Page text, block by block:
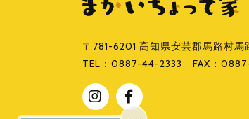
〒781-6201 高知県安芸郡馬路村馬
TEL： 0887-44-2333 FAX：